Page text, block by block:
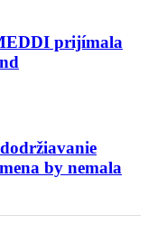
prijímala
by nemala